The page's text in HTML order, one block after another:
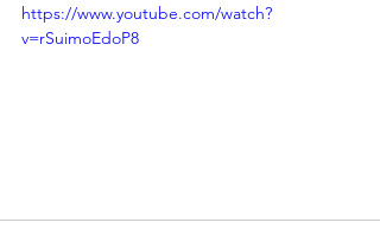
https://www.youtube.com/watch?
v=rSuimoEdoP8